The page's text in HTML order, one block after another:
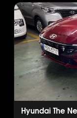
Hyundai The